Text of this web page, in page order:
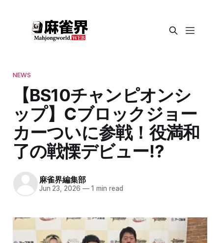
NEWS
【BS10チャンピオンシ
ップ】Cブロックジョー
カーついに参戦！役満和
了の戦慄デビュー⁉
麻雀界編集部
Jun 23, 2026 —1 min read